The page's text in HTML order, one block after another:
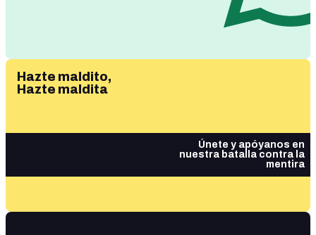
Hazte maldito,
Hazte maldita
Únete y apóyanos en
nuestra batalla contra la
mentira